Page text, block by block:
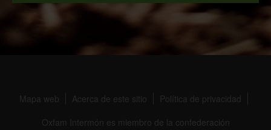
Mapa web Acerca de este sitio
Política de privacidad
Oxfam Intermón es miembro de la confederación